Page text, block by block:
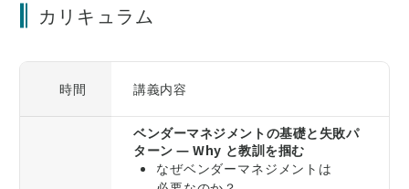
カリキュラム
時間 講義内容
ベンダーマネジメントの基礎と失敗パ
ターン ― Why と教訓を掴む
なぜベンダーマネジメントは